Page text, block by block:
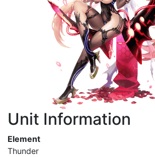
Unit Information
Element
Thunder